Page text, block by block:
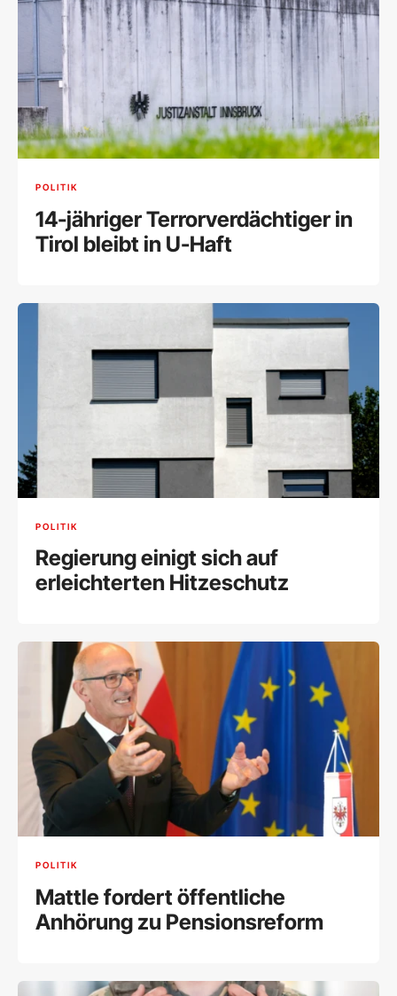
POLITIK
14-jähriger Terrorverdächtiger in
Tirol bleibt in U-Haft
POLITIK
Regierung einigt sich auf
erleichterten Hitzeschutz
POLITIK
Mattle fordert öffentliche
Anhörung zu Pensionsreform